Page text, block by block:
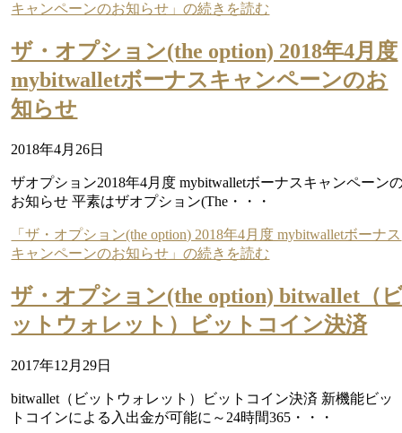
キャンペーンのお知らせ」の続きを読む
ザ・オプション(the option) 2018年4月度
mybitwalletボーナスキャンペーンのお
知らせ
2018年4月26日
ザオプション2018年4月度 mybitwalletボーナスキャンペーン
お知らせ 平素はザオプション(The・・・
「ザ・オプション(the option) 2018年4月度 mybitwalletボーナス
キャンペーンのお知らせ」の続きを読む
ザ・オプション(the option) bitwallet（
ットウォレット）ビットコイン決済
2017年12月29日
bitwallet（ビットウォレット）ビットコイン決済 新機能ビッ
トコインによる入出金が可能に～24時間365・・・